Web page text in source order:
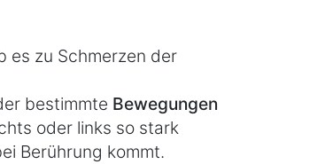
es zu Schmerzen der
bestimmte Bewegungen
oder links so stark
Berührung kommt.